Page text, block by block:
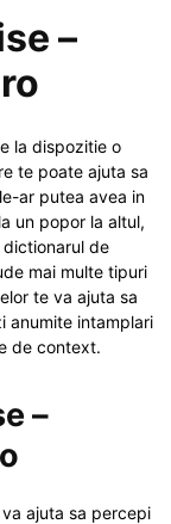
–
la dispozitie o
te poate ajuta sa
ar putea avea in
un popor la altul,
de
mai multe tipuri
te va ajuta sa
anumite intamplari
de context.
–
ajuta sa percepi